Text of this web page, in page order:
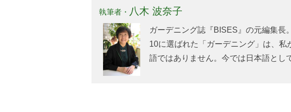
執筆者・ 八木 波奈子
ガーデニング誌『BISES』の元編集
10に選ばれた「ガーデニング」は、
語ではありません。今では日本語とし